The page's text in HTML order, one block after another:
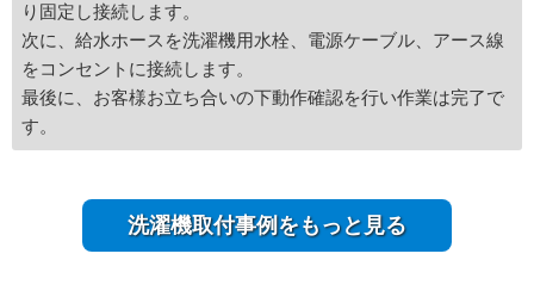
り固定し接続します。
次に、給水ホースを洗濯機用水栓、電源ケーブル、アース線
をコンセントに接続します。
最後に、お客様お立ち合いの下動作確認を行い作業は完了で
す。
洗濯機取付事例をもっと見る